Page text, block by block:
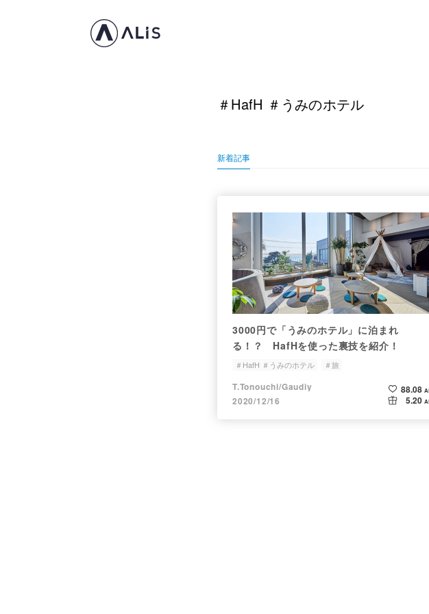
＃HafH ＃うみのホテル
新着記事
3000円で「うみのホテル」に泊まれ
る！？ HafHを使った裏技を紹介！
＃HafH ＃うみのホテル ＃旅
T.Tonouchi/Gaudiy
2020/12/16
88.08
5.20